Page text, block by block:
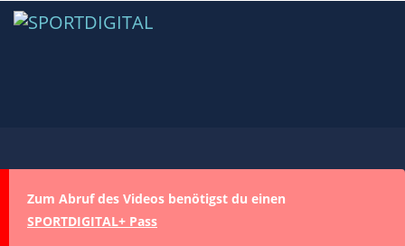
Zum Abruf des Videos benötigst du einen
SPORTDIGITAL+ Pass